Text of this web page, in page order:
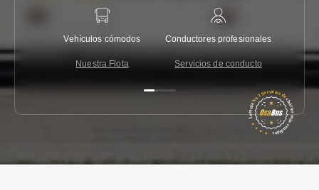
Vehículos cómodos
Nuestra Flota
Conductores profesionales
Servicios de conducto